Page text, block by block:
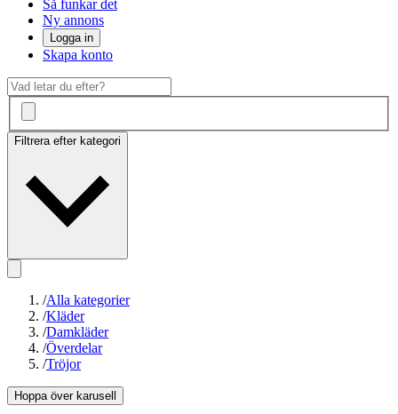
Så funkar det
Ny annons
Logga in
Skapa konto
Filtrera efter kategori
/Alla kategorier
/Kläder
/Damkläder
/Överdelar
/Tröjor
Hoppa över karusell